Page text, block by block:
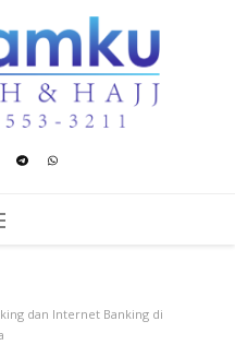
dan Hajj
dan Internet Banking di